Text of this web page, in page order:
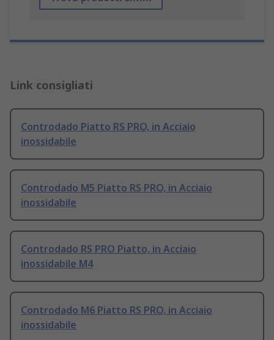
Link consigliati
Controdado Piatto RS PRO, in Acciaio
inossidabile
Controdado M5 Piatto RS PRO, in Acciaio
inossidabile
Controdado RS PRO Piatto, in Acciaio
inossidabile M4
Controdado M6 Piatto RS PRO, in Acciaio
inossidabile